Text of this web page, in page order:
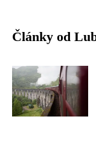
Články od